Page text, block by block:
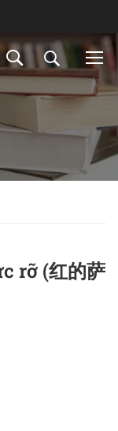
rỡ (红的萨